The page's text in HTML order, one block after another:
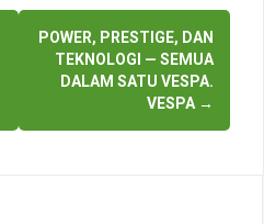
POWER, PRESTIGE, DAN
TEKNOLOGI — SEMUA
DALAM SATU VESPA.
VESPA →